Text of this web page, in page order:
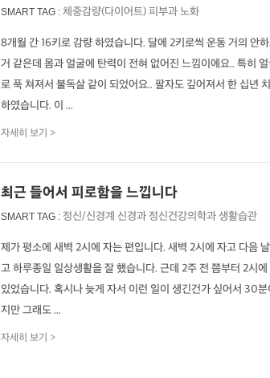
SMART TAG : 체중감량(다이어트)피부과노화
8개월 간 16키로 감량 하였습니다. 달에 2키로씩 운동 거의 안
거 같은데 몸과 얼굴에 탄력이 전혀 없어진 느낌이에요.. 특히
로 푹 쳐져서 불독살 같이 되었어요.. 팔자도 깊어져서 한 십년
하였습니다. 이 ...
자세히 보기 >
최근 들어서 피로함을 느낍니다
SMART TAG : 정신/신경계 신경과정신건강의학과 생활습관
제가 평소에 새벽 2시에 자는 편입니다. 새벽 2시에 자고 다음
고 하루종일 일상생활을 잘 했습니다. 근데 2주 전 쯤부터 2시
있었습니다. 혹시나 늦게 자서 이런 일이 생긴건가 싶어서 30
지만 그래도 ...
자세히 보기 >